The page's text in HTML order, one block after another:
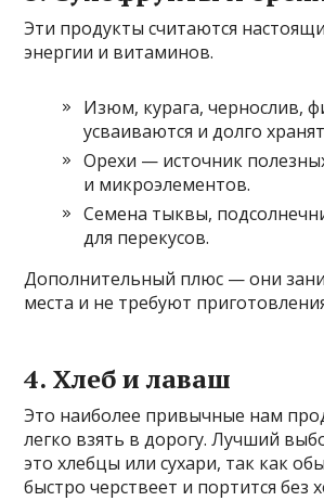
Эти продукты считаются
энергии и витаминов.
Изюм, курага, чернослив,
усваиваются и долго
Орехи — источник
и микроэлементов.
Семена тыквы,
для перекусов.
Дополнительный плюс — они
места и не требуют
4. Хлеб и лаваш
Это наиболее привычные нам
легко взять в дорогу. Лучший
это хлебцы или сухари, так как
быстро черствеет и портится без